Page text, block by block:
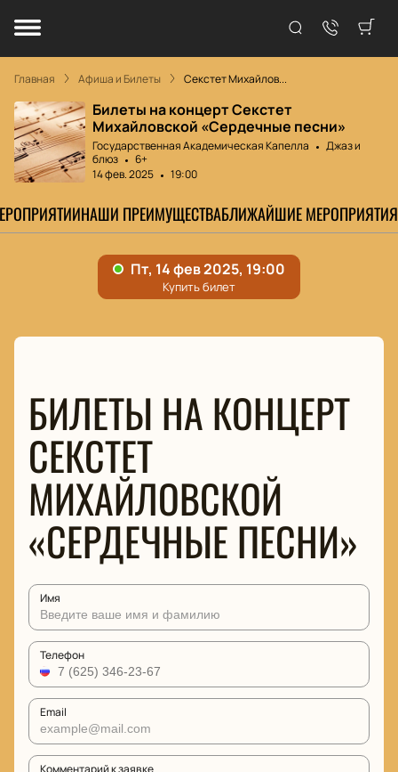
Главная Афиша и Билеты Секстет Михайлов...
Билеты на концерт Секстет
Михайловской «Сердечные песни»
Государственная Академическая Капелла
Джаз и
блюз
6+
14 фев. 2025
19:00
НАШИ ПРЕИМУЩЕСТВАБЛИЖАЙШИЕ МЕРОПРИЯТИЯ
БИЛЕТЫ НА КОНЦЕРТ
СЕКСТЕТ
МИХАЙЛОВСКОЙ
«СЕРДЕЧНЫЕ ПЕСНИ»
Имя
Телефон
Email